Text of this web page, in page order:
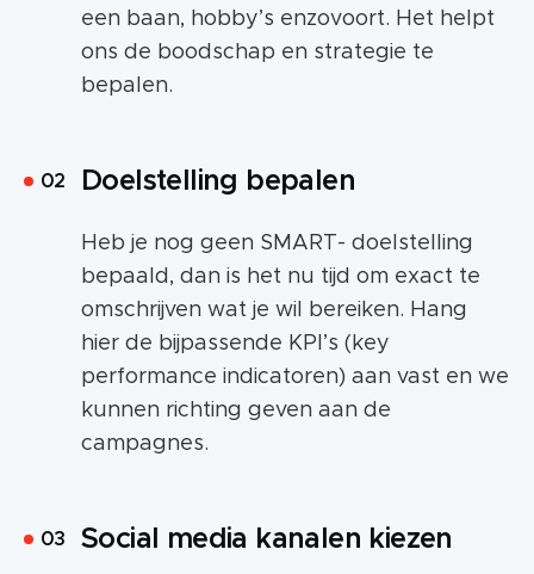
een baan, hobby’s enzovoort. Het helpt
ons de boodschap en strategie te
bepalen.
Doelstelling bepalen
Heb je nog geen SMART- doelstelling
bepaald, dan is het nu tijd om exact te
omschrijven wat je wil bereiken. Hang
hier de bijpassende KPI’s (key
performance indicatoren) aan vast en we
kunnen richting geven aan de
campagnes.
Social media kanalen kiezen